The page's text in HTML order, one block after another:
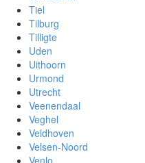
Tiel
Tilburg
Tilligte
Uden
Uithoorn
Urmond
Utrecht
Veenendaal
Veghel
Veldhoven
Velsen-Noord
Venlo